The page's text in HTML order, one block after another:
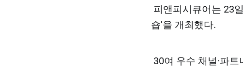
피앤피시큐어는 23
숍'을 개최했다.
30여 우수 채널·파